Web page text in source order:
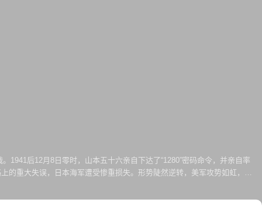
1941后12月8日零时，山本五十六亲自下达了“1280”密码命令，并亲自率
重大失误，日本海军遭受惨重损失。形势陡然逆转，美军攻势如虹，日